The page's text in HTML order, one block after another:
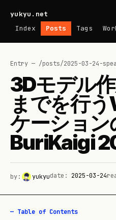
yukyu.net
Index Posts Tags
Entry — /posts/2025-03-24-
3Dモデル
までを行
ケーション
BuriKaigi
by: yukyudate: 2025-03-24
— Table of Contents